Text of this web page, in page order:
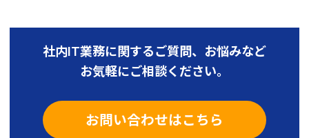
社内IT業務に関するご質問、お悩みなど
お気軽にご相談ください。
お問い合わせはこちら